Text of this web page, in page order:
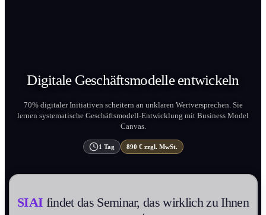
Digitale Geschäftsmodelleentwickeln
70% digitaler Initiativen scheitern an unklaren Wertversprechen. Sie
lernen systematische Geschäftsmodell-Entwicklung mit Business Model
Canvas.
1 Tag 890 € zzgl. MwSt.
SIAI findet das Seminar, das wirklich zu Ihnen